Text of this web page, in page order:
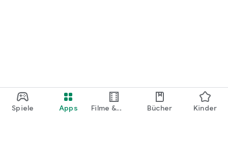
Spiele Apps
Filme &
Bücher Kinder